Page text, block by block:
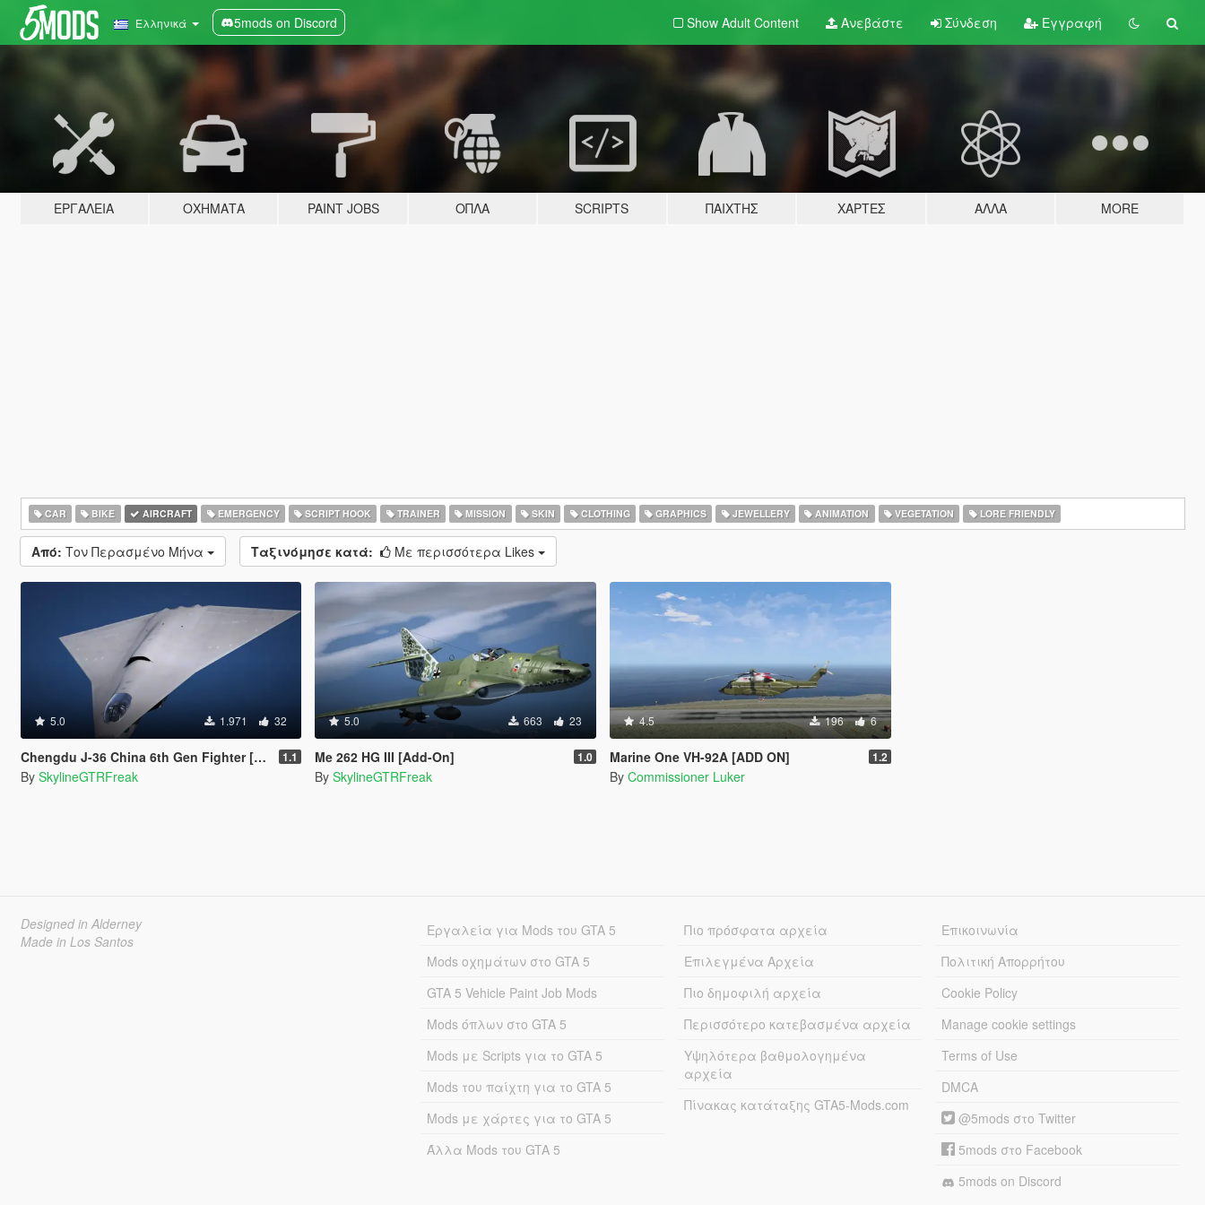
Ελληνικά 5mods on Discord Show Adult Content Ανεβάστε Σύνδεση Εγγραφή
ΕΡΓΑΛΕΊΑ ΟΧΉΜΑΤΑ PAINT JOBS ΌΠΛΑ SCRIPTS ΠΑΊΧΤΗΣ ΧΆΡΤΕΣ ΆΛΛΑ MORE
CAR BIKE AIRCRAFT EMERGENCY SCRIPT HOOK TRAINER MISSION SKIN CLOTHING GRAPHICS JEWELLERY ANIMATION VEGETATION LORE FRIENDLY
Από: Τον Περασμένο Μήνα Ταξινόμησε κατά: Με περισσότερα Likes
5.0 1.971 32
Chengdu J-36 China 6th Gen Fighter [Add-On | VehFuncs V] 1.1
By SkylineGTRFreak
5.0 663 23
Me 262 HG III [Add-On] 1.0
By SkylineGTRFreak
4.5 196 6
Marine One VH-92A [ADD ON] 1.2
By Commissioner Luker
Designed in Alderney
Made in Los Santos
Εργαλεία για Mods του GTA 5
Mods οχημάτων στο GTA 5
GTA 5 Vehicle Paint Job Mods
Mods όπλων στο GTA 5
Mods με Scripts για το GTA 5
Mods του παίχτη για το GTA 5
Mods με χάρτες για το GTA 5
Άλλα Mods του GTA 5
Πιο πρόσφατα αρχεία
Επιλεγμένα Αρχεία
Πιο δημοφιλή αρχεία
Περισσότερο κατεβασμένα αρχεία
Υψηλότερα βαθμολογημένα
αρχεία
Πίνακας κατάταξης GTA5-Mods.com
Επικοινωνία
Πολιτική Απορρήτου
Cookie Policy
Manage cookie settings
Terms of Use
DMCA
@5mods στο Twitter
5mods στο Facebook
5mods on Discord